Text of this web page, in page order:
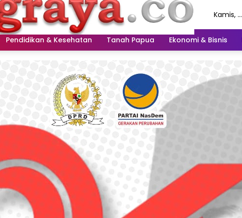
Kamis, 6
2026
Pendidikan & Kesehatan Tanah Papua Ekonomi & Bisnis